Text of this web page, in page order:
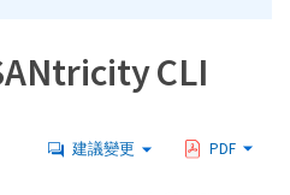
CLI
建議變更 PDF